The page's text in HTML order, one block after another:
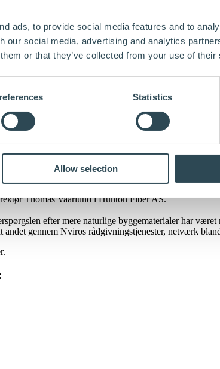
ads, to provide social media features and to
our social media, advertising and analytics
or that they’ve collected from your use of their
Statistics
Allow selection
at Nviro bliver eneleverandør af Huntons
Hunton er en af Nordens førende producenter af
vi en bredere distribution av vår produktportefølje i
en bred vifte af fremtidsrettede bygge- og
os at arbejde med produkter, hvor
i byggebranchen. Efterspørgslen skyldes
produktionen. Markedet for træprodukter er i stærk
Thomas Vaarlund i Hunton Fiber AS.
efter mere naturlige byggematerialer har
gennem Nviros rådgivningstjenester, netværk